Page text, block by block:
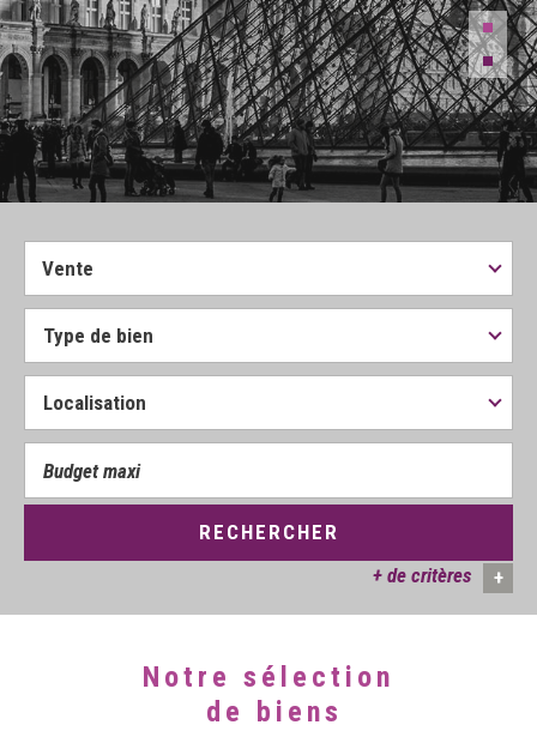
Vente
10KM 25KM
RECHERCHER
+ de critères
+
Notre sélection
de biens